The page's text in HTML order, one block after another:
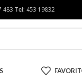
483 Tel: 453 19832